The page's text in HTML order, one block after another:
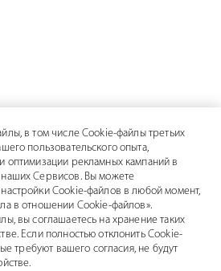
в том числе Cookie-файлы третьих
пользовательского опыта,
оптимизации рекламных кампаний в
наших Сервисов. Вы можете
Cookie-файлов в любой момент,
в отношении Cookie-файлов».
вы соглашаетесь на хранение таких
Если полностью отклонить Cookie-
требуют вашего согласия, не будут